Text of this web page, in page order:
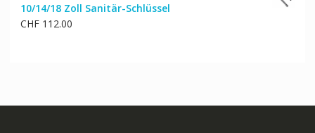
10/14/18 Zoll Sanitär-Schlüssel
CHF112.00